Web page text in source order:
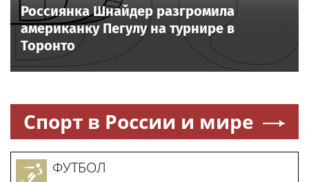
Россиянка Шнайдер разгромила
американку Пегулу на турнире в
Торонто
Спорт в России и мире
ФУТБОЛ